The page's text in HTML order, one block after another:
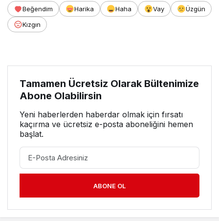
Beğendim Harika Haha Vay
Üzgün
Kızgın
Tamamen Ücretsiz Olarak Bültenimize
Abone Olabilirsin
Yeni haberlerden haberdar olmak için fırsatı
kaçırma ve ücretsiz e-posta aboneliğini hemen
başlat.
ABONE OL